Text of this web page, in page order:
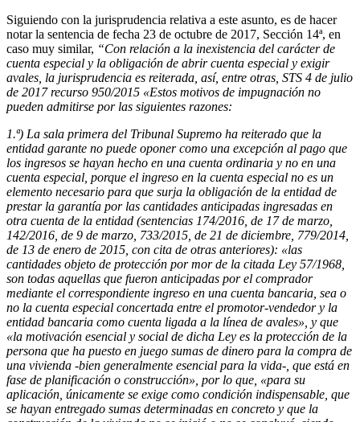
Siguiendo con la jurisprudencia relativa a este asunto, es de hacer
notar la sentencia de fecha 23 de octubre de 2017, Sección 14ª, en
caso muy similar, “Con relación a la inexistencia del carácter de
cuenta especial y la obligación de abrir cuenta especial y exigir
avales, la jurisprudencia es reiterada, así, entre otras, STS 4 de julio
de 2017 recurso 950/2015 «Estos motivos de impugnación no
pueden admitirse por las siguientes razones:
1.ª) La sala primera del Tribunal Supremo ha reiterado que la
entidad garante no puede oponer como una excepción al pago que
los ingresos se hayan hecho en una cuenta ordinaria y no en una
cuenta especial, porque el ingreso en la cuenta especial no es un
elemento necesario para que surja la obligación de la entidad de
prestar la garantía por las cantidades anticipadas ingresadas en
otra cuenta de la entidad (sentencias 174/2016, de 17 de marzo,
142/2016, de 9 de marzo, 733/2015, de 21 de diciembre, 779/2014,
de 13 de enero de 2015, con cita de otras anteriores): «las
cantidades objeto de protección por mor de la citada Ley 57/1968,
son todas aquellas que fueron anticipadas por el comprador
mediante el correspondiente ingreso en una cuenta bancaria, sea o
no la cuenta especial concertada entre el promotor-vendedor y la
entidad bancaria como cuenta ligada a la línea de avales», y que
«la motivación esencial y social de dicha Ley es la protección de la
persona que ha puesto en juego sumas de dinero para la compra de
una vivienda -bien generalmente esencial para la vida-, que está en
fase de planificación o construcción», por lo que, «para su
aplicación, únicamente se exige como condición indispensable, que
se hayan entregado sumas determinadas en concreto y que la